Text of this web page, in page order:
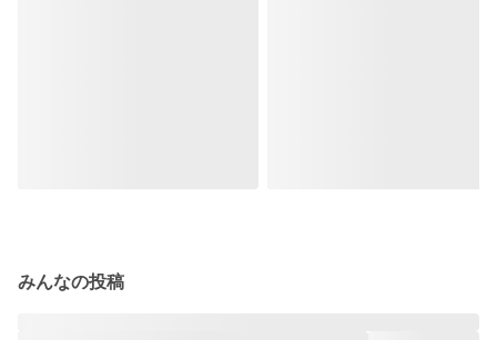
みんなの投稿